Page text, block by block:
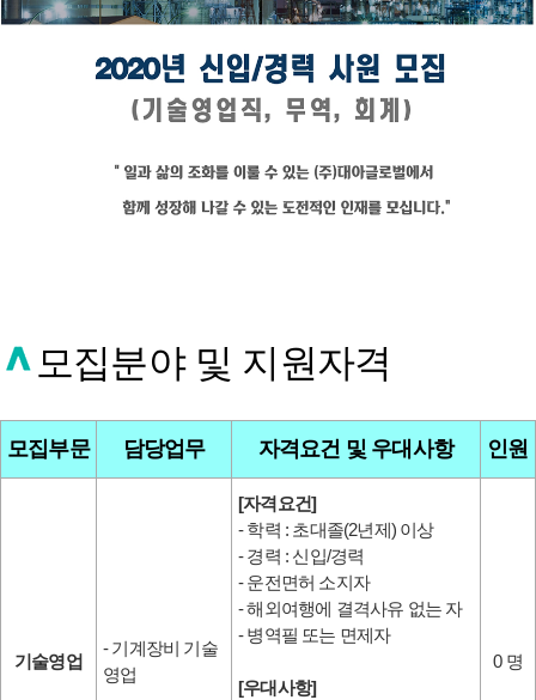
모집분야 및 지원자격
모집부문 담당업무 자격요건 및 우대사항 인원
기술영업
- 기계장비 기술
영업
[자격요건]
- 학력 : 초대졸(2년제) 이상
- 경력 : 신입/경력
- 운전면허 소지자
- 해외여행에 결격사유 없는 자
- 병역필 또는 면제자
[우대사항]
0 명